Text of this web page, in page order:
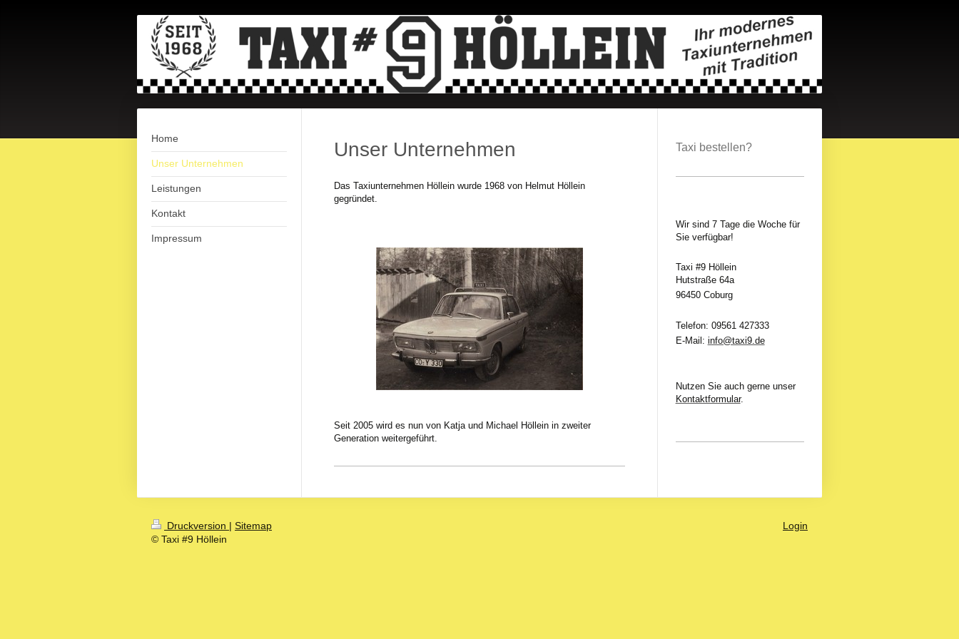
Home
Unser Unternehmen
Leistungen
Kontakt
Impressum
Unser Unternehmen
Das Taxiunternehmen Höllein wurde 1968 von Helmut Höllein
gegründet.
Seit 2005 wird es nun von Katja und Michael Höllein in zweiter
Generation weitergeführt.
Taxi bestellen?
Wir sind 7 Tage die Woche für
Sie verfügbar!
Taxi #9 Höllein
Hutstraße 64a
96450 Coburg
Telefon: 09561 427333
E-Mail: info@taxi9.de
Nutzen Sie auch gerne unser
Kontaktformular.
Druckversion | Sitemap
© Taxi #9 Höllein
Login